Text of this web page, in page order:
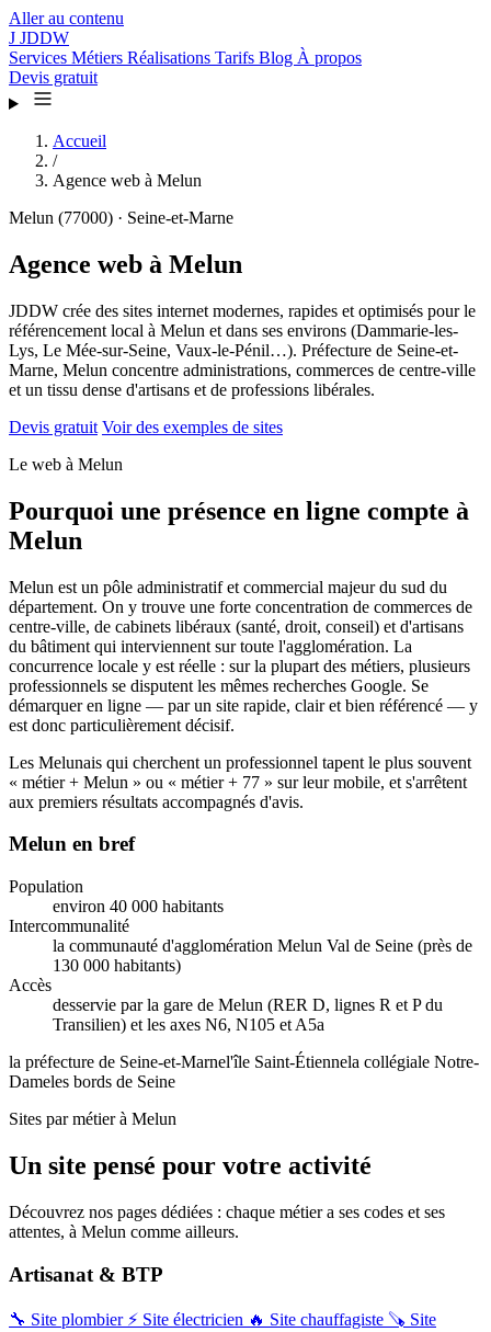
Aller au contenu
J JDDW
Services Métiers Réalisations Tarifs Blog À propos
Devis gratuit
Accueil
/
Agence web à Melun
Melun (77000) · Seine-et-Marne
Agence web à Melun
JDDW crée des sites internet modernes, rapides et optimisés pour le
référencement local à Melun et dans ses environs (Dammarie-les-
Lys, Le Mée-sur-Seine, Vaux-le-Pénil…). Préfecture de Seine-et-
Marne, Melun concentre administrations, commerces de centre-ville
et un tissu dense d'artisans et de professions libérales.
Devis gratuit Voir des exemples de sites
Le web à Melun
Pourquoi une présence en ligne compte à
Melun
Melun est un pôle administratif et commercial majeur du sud du
département. On y trouve une forte concentration de commerces de
centre-ville, de cabinets libéraux (santé, droit, conseil) et d'artisans
du bâtiment qui interviennent sur toute l'agglomération. La
concurrence locale y est réelle : sur la plupart des métiers, plusieurs
professionnels se disputent les mêmes recherches Google. Se
démarquer en ligne — par un site rapide, clair et bien référencé — y
est donc particulièrement décisif.
Les Melunais qui cherchent un professionnel tapent le plus souvent
« métier + Melun » ou « métier + 77 » sur leur mobile, et s'arrêtent
aux premiers résultats accompagnés d'avis.
Melun en bref
Population
environ 40 000 habitants
Intercommunalité
la communauté d'agglomération Melun Val de Seine (près de
130 000 habitants)
Accès
desservie par la gare de Melun (RER D, lignes R et P du
Transilien) et les axes N6, N105 et A5a
la préfecture de Seine-et-Marnel'île Saint-Étiennela collégiale Notre-
Dameles bords de Seine
Sites par métier à Melun
Un site pensé pour votre activité
Découvrez nos pages dédiées : chaque métier a ses codes et ses
attentes, à Melun comme ailleurs.
Artisanat & BTP
🔧 Site plombier ⚡ Site électricien 🔥 Site chauffagiste 🪚 Site